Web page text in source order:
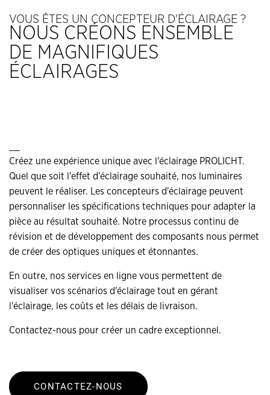
VOUS ÊTES UN CONCEPTEUR D'ÉCLAIRAGE ?
NOUS CRÉONS ENSEMBLE
DE MAGNIFIQUES
ÉCLAIRAGES
Créez une expérience unique avec l'éclairage PROLICHT.
Quel que soit l'effet d'éclairage souhaité, nos luminaires
peuvent le réaliser. Les concepteurs d'éclairage peuvent
personnaliser les spécifications techniques pour adapter la
pièce au résultat souhaité. Notre processus continu de
révision et de développement des composants nous permet
de créer des optiques uniques et étonnantes.
En outre, nos services en ligne vous permettent de
visualiser vos scénarios d'éclairage tout en gérant
l'éclairage, les coûts et les délais de livraison.
Contactez-nous pour créer un cadre exceptionnel.
CONTACTEZ-NOUS